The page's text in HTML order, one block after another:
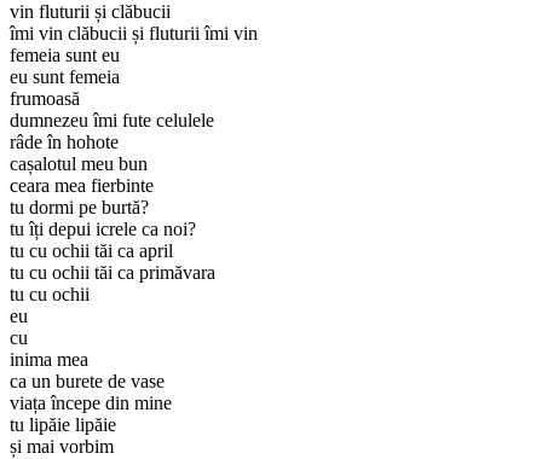
vin fluturii și clăbucii
îmi vin clăbucii și fluturii îmi vin
femeia sunt eu
eu sunt femeia
frumoasă
dumnezeu îmi fute celulele
râde în hohote
cașalotul meu bun
ceara mea fierbinte
tu dormi pe burtă?
tu îți depui icrele ca noi?
tu cu ochii tăi ca april
tu cu ochii tăi ca primăvara
tu cu ochii
eu
cu
inima mea
ca un burete de vase
viața începe din mine
tu lipăie lipăie
și mai vorbim